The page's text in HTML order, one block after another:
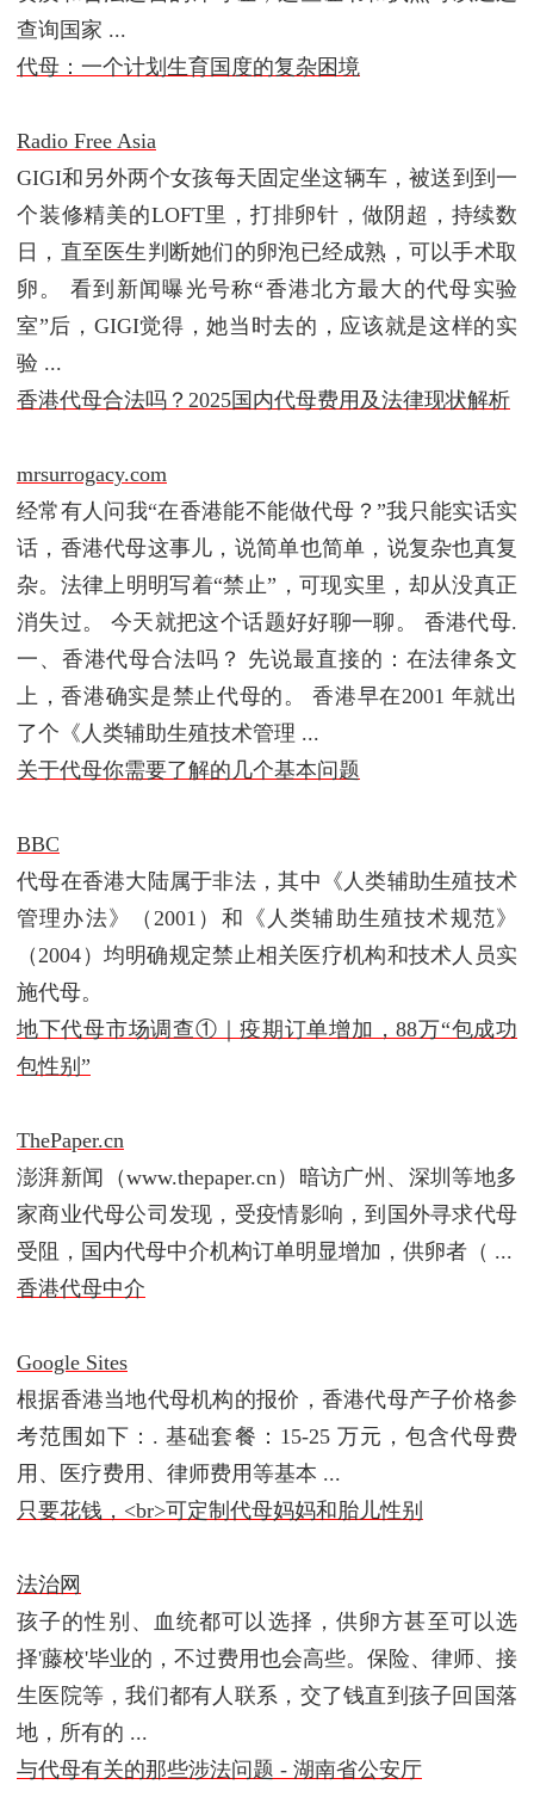
查询国家 ...
代母：一个计划生育国度的复杂困境
Radio Free Asia
GIGI和另外两个女孩每天固定坐这辆车，被送到到一
个装修精美的LOFT里，打排卵针，做阴超，持续数
日，直至医生判断她们的卵泡已经成熟，可以手术取
卵。 看到新闻曝光号称“香港北方最大的代母实验
室”后，GIGI觉得，她当时去的，应该就是这样的实
验 ...
香港代母合法吗？2025国内代母费用及法律现状解析
mrsurrogacy.com
经常有人问我“在香港能不能做代母？”我只能实话实
话，香港代母这事儿，说简单也简单，说复杂也真复
杂。法律上明明写着“禁止”，可现实里，却从没真正
消失过。 今天就把这个话题好好聊一聊。 香港代母.
一、香港代母合法吗？ 先说最直接的：在法律条文
上，香港确实是禁止代母的。 香港早在2001 年就出
了个《人类辅助生殖技术管理 ...
关于代母你需要了解的几个基本问题
BBC
代母在香港大陆属于非法，其中《人类辅助生殖技术
管理办法》（2001）和《人类辅助生殖技术规范》
（2004）均明确规定禁止相关医疗机构和技术人员实
施代母。
地下代母市场调查①｜疫期订单增加，88万“包成功
包性别”
ThePaper.cn
澎湃新闻（www.thepaper.cn）暗访广州、深圳等地多
家商业代母公司发现，受疫情影响，到国外寻求代母
受阻，国内代母中介机构订单明显增加，供卵者（ ...
香港代母中介
Google Sites
根据香港当地代母机构的报价，香港代母产子价格参
考范围如下：. 基础套餐：15-25 万元，包含代母费
用、医疗费用、律师费用等基本 ...
只要花钱，<br>可定制代母妈妈和胎儿性别
法治网
孩子的性别、血统都可以选择，供卵方甚至可以选
择'藤校'毕业的，不过费用也会高些。保险、律师、接
生医院等，我们都有人联系，交了钱直到孩子回国落
地，所有的 ...
与代母有关的那些涉法问题 - 湖南省公安厅